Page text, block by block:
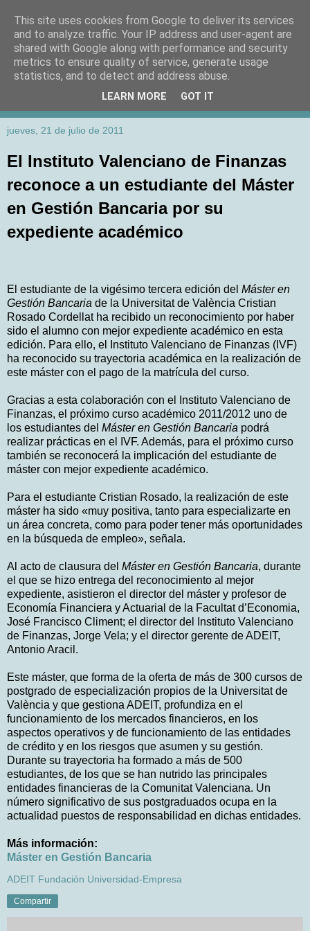
jueves, 21 de julio de 2011
El Instituto Valenciano de Finanzas
reconoce a un estudiante del Máster
en Gestión Bancaria por su
expediente académico
El estudiante de la vigésimo tercera edición del Máster en
Gestión Bancaria de la Universitat de València Cristian
Rosado Cordellat ha recibido un reconocimiento por haber
sido el alumno con mejor expediente académico en esta
edición. Para ello, el Instituto Valenciano de Finanzas (IVF)
ha reconocido su trayectoria académica en la realización de
este máster con el pago de la matrícula del curso.
Gracias a esta colaboración con el Instituto Valenciano de
Finanzas, el próximo curso académico 2011/2012 uno de
los estudiantes del Máster en Gestión Bancaria podrá
realizar prácticas en el IVF. Además, para el próximo curso
también se reconocerá la implicación del estudiante de
máster con mejor expediente académico.
Para el estudiante Cristian Rosado, la realización de este
máster ha sido «muy positiva, tanto para especializarte en
un área concreta, como para poder tener más oportunidades
en la búsqueda de empleo», señala.
Al acto de clausura del Máster en Gestión Bancaria, durante
el que se hizo entrega del reconocimiento al mejor
expediente, asistieron el director del máster y profesor de
Economía Financiera y Actuarial de la Facultat d’Economia,
José Francisco Climent; el director del Instituto Valenciano
de Finanzas, Jorge Vela; y el director gerente de ADEIT,
Antonio Aracil.
Este máster, que forma de la oferta de más de 300 cursos de
postgrado de especialización propios de la Universitat de
València y que gestiona ADEIT, profundiza en el
funcionamiento de los mercados financieros, en los
aspectos operativos y de funcionamiento de las entidades
de crédito y en los riesgos que asumen y su gestión.
Durante su trayectoria ha formado a más de 500
estudiantes, de los que se han nutrido las principales
entidades financieras de la Comunitat Valenciana. Un
número significativo de sus postgraduados ocupa en la
actualidad puestos de responsabilidad en dichas entidades.
Más información:
Máster en Gestión Bancaria
ADEIT Fundación Universidad-Empresa
Compartir
This site uses cookies from Google to deliver its services
and to analyze traffic. Your IP address and user-agent are
shared with Google along with performance and security
metrics to ensure quality of service, generate usage
statistics, and to detect and address abuse.
LEARN MORE GOT IT